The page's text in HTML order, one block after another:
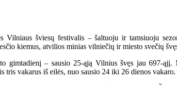
Vilniaus šviesų festivalis – šaltuoju ir tamsiuoju
kiemus, atvilios minias vilniečių ir miesto svečių
gimtadienį – sausio 25-ąją Vilnius švęs jau 697-ąjį.
tris vakarus iš eilės, nuo sausio 24 iki 26 dienos vakaro.